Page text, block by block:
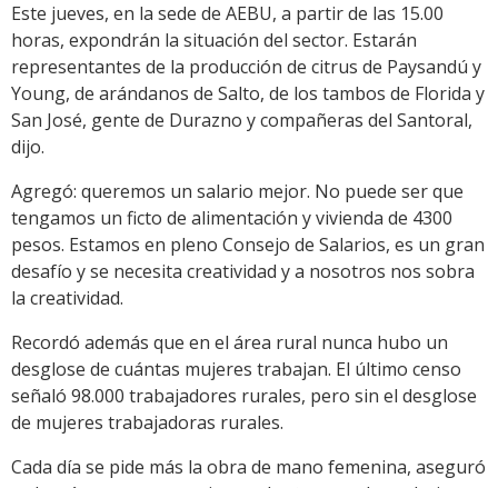
Este jueves, en la sede de AEBU, a partir de las 15.00
horas, expondrán la situación del sector. Estarán
representantes de la producción de citrus de Paysandú y
Young, de arándanos de Salto, de los tambos de Florida y
San José, gente de Durazno y compañeras del Santoral,
dijo.
Agregó: queremos un salario mejor. No puede ser que
tengamos un ficto de alimentación y vivienda de 4300
pesos. Estamos en pleno Consejo de Salarios, es un gran
desafío y se necesita creatividad y a nosotros nos sobra
la creatividad.
Recordó además que en el área rural nunca hubo un
desglose de cuántas mujeres trabajan. El último censo
señaló 98.000 trabajadores rurales, pero sin el desglose
de mujeres trabajadoras rurales.
Cada día se pide más la obra de mano femenina, aseguró